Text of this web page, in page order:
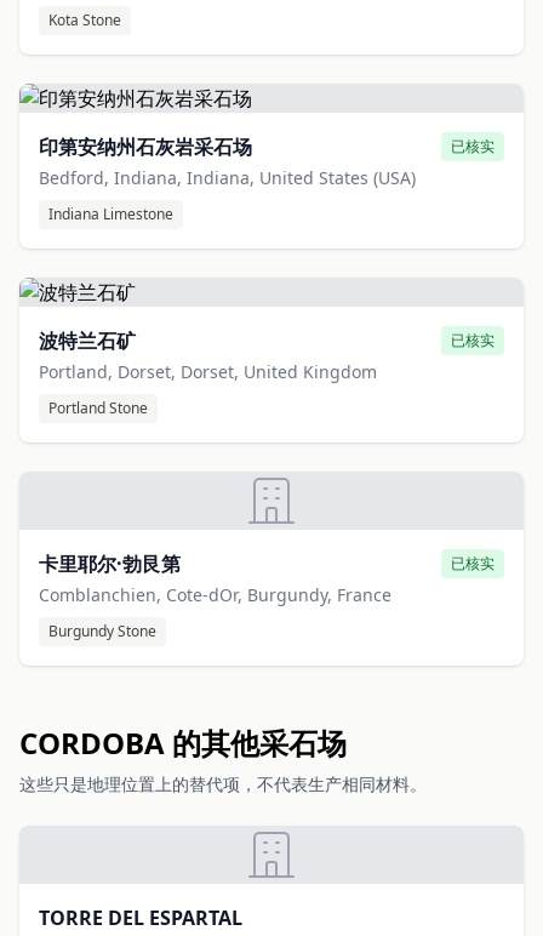
Kota Stone
印第安纳州石灰岩采石场 已核实
Bedford, Indiana, Indiana, United States (USA)
Indiana Limestone
波特兰石矿 已核实
Portland, Dorset, Dorset, United Kingdom
Portland Stone
卡里耶尔·勃艮第 已核实
Comblanchien, Cote-dOr, Burgundy, France
Burgundy Stone
CORDOBA 的其他采石场
这些只是地理位置上的替代项，不代表生产相同材料。
TORRE DEL ESPARTAL